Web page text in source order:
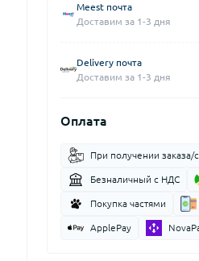
Meest почта
Доставим за 1-3 дня
Delivery почта
Доставим за 1-3 дня
Оплата
При получении
Безналичный с НДС
Покупка частями
ApplePay